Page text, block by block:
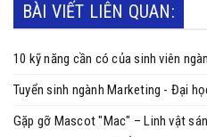
BÀI VIẾT LIÊN QUAN:
10 kỹ năng cần có của sinh viên
Tuyển sinh ngành Marketing - Đại
Gặp gỡ Mascot "Mac" – Linh vật